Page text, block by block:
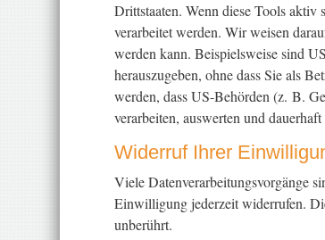
Drittstaaten. Wenn diese Tools aktiv
verarbeitet werden. Wir weisen
werden kann. Beispielsweise sind
herauszugeben, ohne dass Sie als
werden, dass US-Behörden (z. B.
verarbeiten, auswerten und
Widerruf Ihrer
Viele Datenverarbeitungsvorgänge
Einwilligung jederzeit widerrufen.
unberührt.